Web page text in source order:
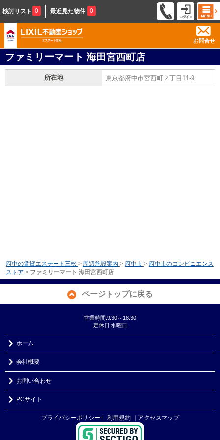
検討リスト 0 最近見た物件 0
お問合せ
ファミリーマート 海田宮西町店
所在地 東京都府中市宮西町２丁目11-9
府中の賃貸エステート三松 > 周辺施設案内 > 府中市 > 府中市のコンビニエンス
ストア > ファミリーマート 海田宮西町店
ページトップに戻る
営業時間:9:30～18:30
定休日:水曜日
ホーム
会社概要
お問い合わせ
PCサイト
プライバシーポリシー ｜ 利用規約 ｜アクセスマップ